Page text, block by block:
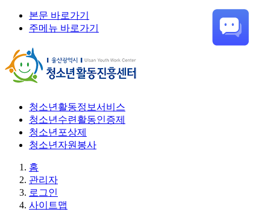
본문 바로가기
주메뉴 바로가기
청소년활동정보서비스
청소년수련활동인증제
청소년포상제
청소년자원봉사
홈
관리자
로그인
사이트맵